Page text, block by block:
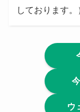
しております。
ウ